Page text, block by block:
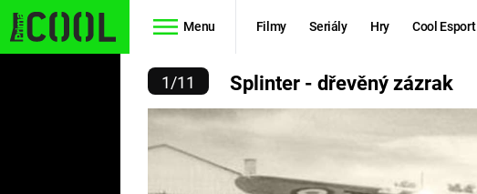
Menu Filmy Seriály Hry Cool Esport
STAR WARS
- DŘEVĚNÝ ZÁZRAK
1/11 Splinter - dřevěný zázrak